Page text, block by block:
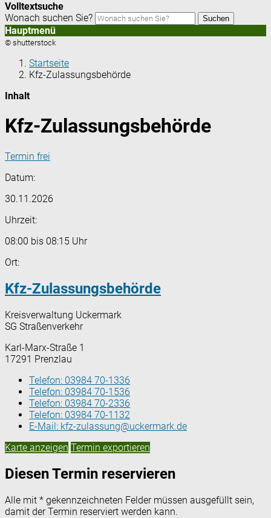
Volltextsuche
Wonach suchen Sie?
Suchen
Hauptmenü
© shutterstock
Startseite
Kfz-Zulassungsbehörde
Inhalt
Kfz-Zulassungsbehörde
Termin frei
Datum:
30.11.2026
Uhrzeit:
08:00 bis 08:15 Uhr
Ort:
Kfz-Zulassungsbehörde
Kreisverwaltung Uckermark
SG Straßenverkehr
Karl-Marx-Straße 1
17291 Prenzlau
Telefon: 03984 70-1336
Telefon: 03984 70-1536
Telefon: 03984 70-2336
Telefon: 03984 70-1132
E-Mail: kfz-zulassung@uckermark.de
Karte anzeigen Termin exportieren
Diesen Termin reservieren
Alle mit * gekennzeichneten Felder müssen ausgefüllt sein,
damit der Termin reserviert werden kann.